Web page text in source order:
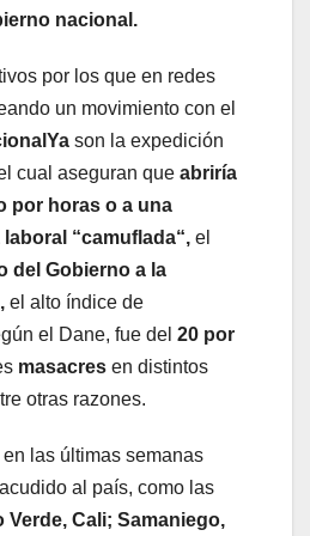
nacional.
por los que en redes
un movimiento con el
son la expedición
cual aseguran que abriría
por horas o a una
“camuflada“, el
del Gobierno a la
el alto índice de
el Dane, fue del 20 por
masacres en distintos
otras razones.
las últimas semanas
al país, como las
Verde, Cali; Samaniego,